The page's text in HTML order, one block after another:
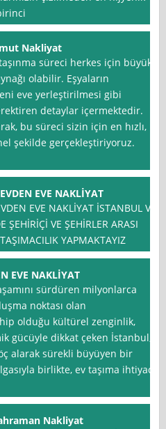
Nakliyat
süreci herkes için büyük
olabilir. Eşyaların
eve yerleştirilmesi gibi
detaylar içermektedir.
bu süreci sizin için en hızlı,
şekilde gerçekleştiriyoruz.
EVE NAKLİYAT
EVE NAKLİYAT İSTANBUL VE
ŞEHİRİÇİ VE ŞEHİRLER ARASI
YAPMAKTAYIZ
EVE NAKLİYAT
sürdüren milyonlarca
noktası olan
olduğu kültürel zenginlik,
gücüyle dikkat çeken İstanbul,
alarak sürekli büyüyen bir
birlikte, ev taşıma ihtiyacı
Nakliyat